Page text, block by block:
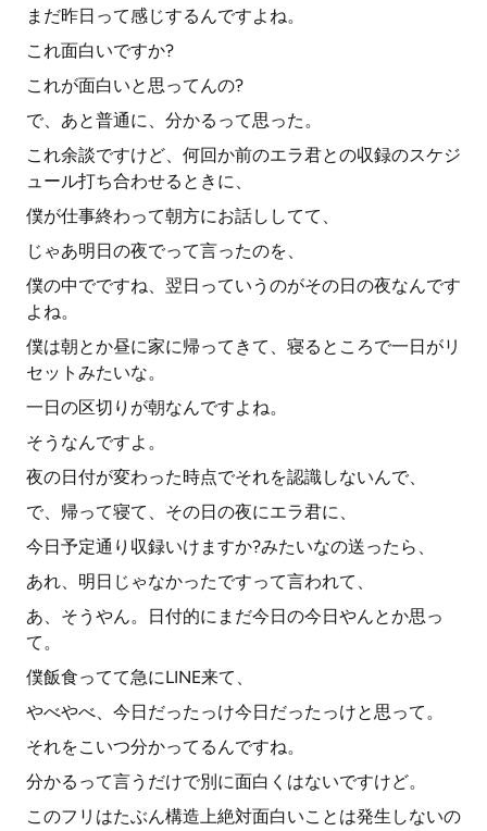
まだ昨日って感じするんですよね。
これ面白いですか?
これが面白いと思ってんの?
で、あと普通に、分かるって思った。
これ余談ですけど、何回か前のエラ君との収録のスケジ
ュール打ち合わせるときに、
僕が仕事終わって朝方にお話ししてて、
じゃあ明日の夜でって言ったのを、
僕の中でですね、翌日っていうのがその日の夜なんです
よね。
僕は朝とか昼に家に帰ってきて、寝るところで一日がリ
セットみたいな。
一日の区切りが朝なんですよね。
そうなんですよ。
夜の日付が変わった時点でそれを認識しないんで、
で、帰って寝て、その日の夜にエラ君に、
今日予定通り収録いけますか?みたいなの送ったら、
あれ、明日じゃなかったですって言われて、
あ、そうやん。日付的にまだ今日の今日やんとか思っ
て。
僕飯食ってて急にLINE来て、
やべやべ、今日だったっけ今日だったっけと思って。
それをこいつ分かってるんですね。
分かるって言うだけで別に面白くはないですけど。
このフリはたぶん構造上絶対面白いことは発生しないの